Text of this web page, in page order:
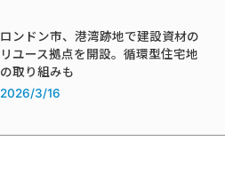
ロンドン市、港湾跡地で建設資材の
リユース拠点を開設。循環型住宅地
の取り組みも
2026/3/16